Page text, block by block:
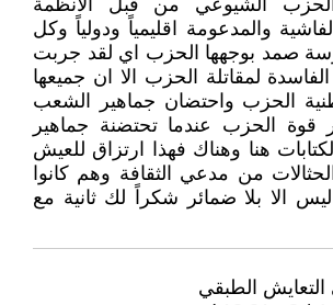
الحزب الشيوعي من قبل الانظمة
والمدعومة اقليمياً ودولياً وكل
صمد بوجهها الحزب اي لقد جربت
لمقاتلة الحزب الا ان جميعها
الحزب واحتضان جماهير الشعب
الحزب عندما تحتضنة جماهير
هنا وهناك فهذا ارتزاق للعيش
من مدعي الثقافة وهم كانوا
الا بلا ضمائر شكراً لك ثانية مع